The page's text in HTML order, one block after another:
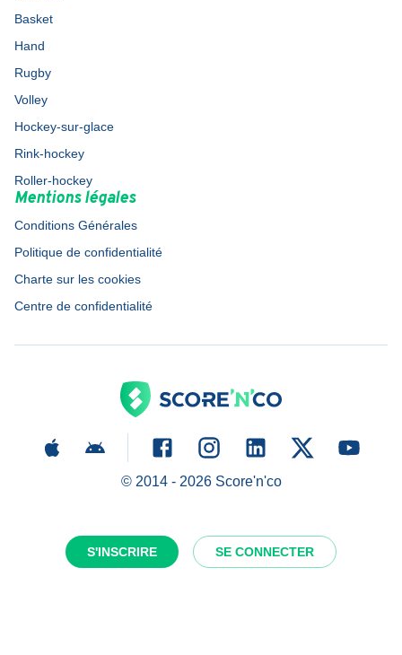
S'INSCRIRE SE CONNECTER
Basket
Hand
Rugby
Volley
Hockey-sur-glace
Rink-hockey
Roller-hockey
Mentions légales
Conditions Générales
Politique de confidentialité
Charte sur les cookies
Centre de confidentialité
© 2014 - 2026Score'n'co